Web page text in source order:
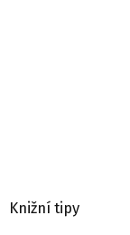
Knižní tipy